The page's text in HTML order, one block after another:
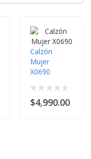
Calzón
Mujer
X0690
$4,990.00